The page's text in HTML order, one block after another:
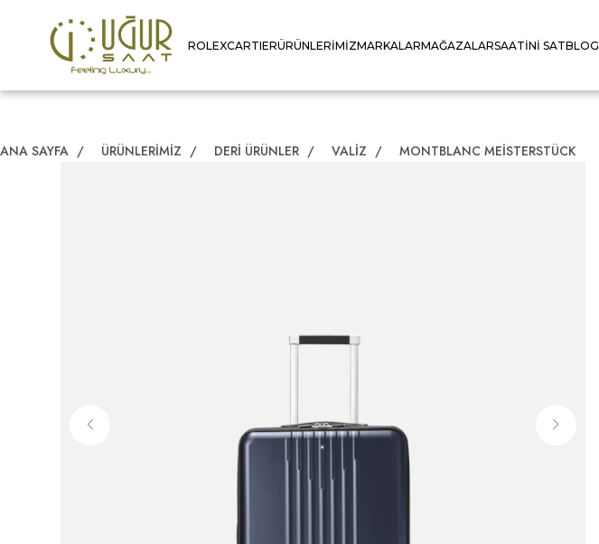
ROLEXCARTIERÜRÜNLERIMIZMARKALARMAĞAZALARSAATINI SATBLOG
ANA SAYFA / ÜRÜNLERIMIZ / DERI ÜRÜNLER / VALIZ / MONTBLANC MEISTERSTÜCK